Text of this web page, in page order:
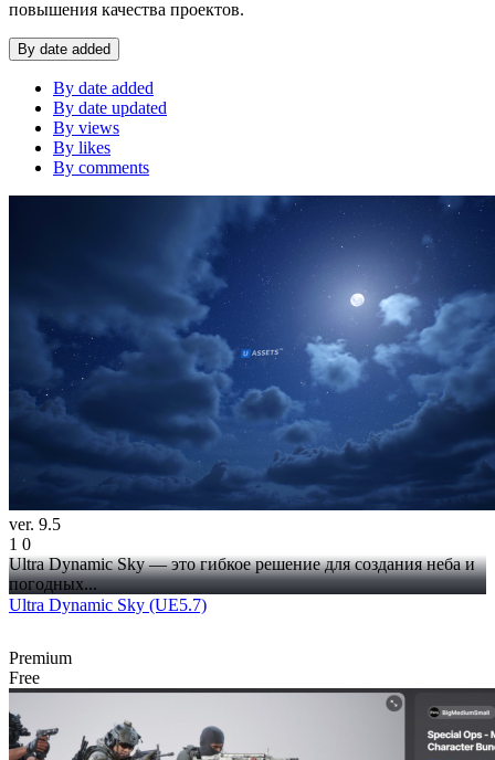
повышения качества проектов.
By date added
By date added
By date updated
By views
By likes
By comments
ver. 9.5
1 0
Ultra Dynamic Sky — это гибкое решение для создания неба и
погодных...
Ultra Dynamic Sky (UE5.7)
Premium
Free